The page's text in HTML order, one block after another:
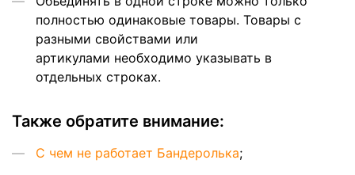
полностью одинаковые товары. Товары с
разными свойствами или
артикулами необходимо указывать в
отдельных строках.
Также обратите внимание:
C чем не работает Бандеролька;